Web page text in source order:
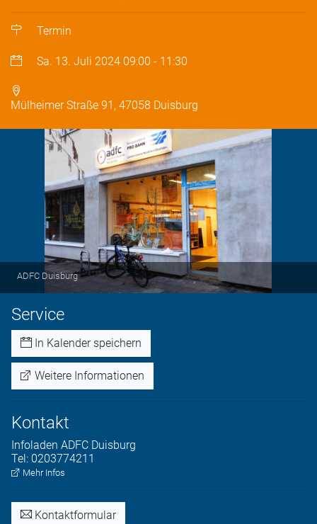
Termin
Sa. 13. Juli 2024 09:00 - 11:30
Mülheimer Straße 91, 47058 Duisburg
ADFC Duisburg
Service
In Kalender speichern
Weitere Informationen
Kontakt
Infoladen ADFC Duisburg
Tel: 0203774211
Mehr Infos
Kontaktformular